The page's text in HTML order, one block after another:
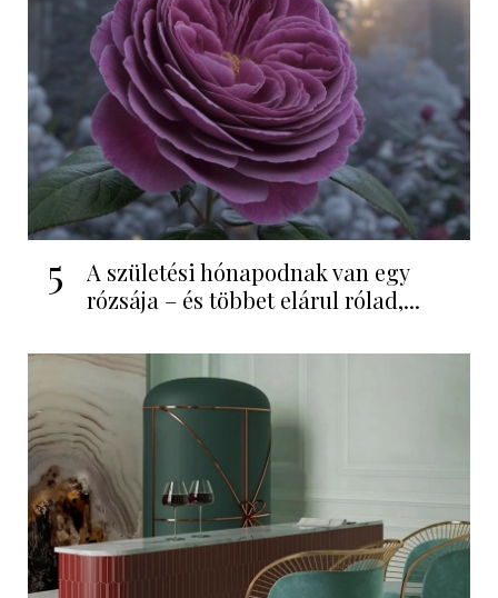
5
A születési hónapodnak van egy
rózsája – és többet elárul rólad,...